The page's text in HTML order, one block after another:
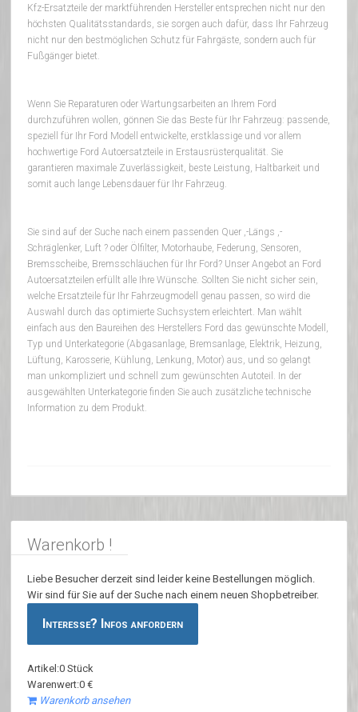
Kfz-Ersatzteile der marktführenden Hersteller entsprechen nicht nur den
höchsten Qualitätsstandards, sie sorgen auch dafür, dass Ihr Fahrzeug
nicht nur den bestmöglichen Schutz für Fahrgäste, sondern auch für
Fußgänger bietet.
Wenn Sie Reparaturen oder Wartungsarbeiten an Ihrem Ford
durchzuführen wollen, gönnen Sie das Beste für Ihr Fahrzeug: passende,
speziell für Ihr Ford Modell entwickelte, erstklassige und vor allem
hochwertige Ford Autoersatzteile in Erstausrüsterqualität. Sie
garantieren maximale Zuverlässigkeit, beste Leistung, Haltbarkeit und
somit auch lange Lebensdauer für Ihr Fahrzeug.
Sie sind auf der Suche nach einem passenden Quer ,-Längs ,-
Schräglenker, Luft ? oder Ölfilter, Motorhaube, Federung, Sensoren,
Bremsscheibe, Bremsschläuchen für Ihr Ford? Unser Angebot an Ford
Autoersatzteilen erfüllt alle Ihre Wünsche. Sollten Sie nicht sicher sein,
welche Ersatzteile für Ihr Fahrzeugmodell genau passen, so wird die
Auswahl durch das optimierte Suchsystem erleichtert. Man wählt
einfach aus den Baureihen des Herstellers Ford das gewünschte Modell,
Typ und Unterkategorie (Abgasanlage, Bremsanlage, Elektrik, Heizung,
Lüftung, Karosserie, Kühlung, Lenkung, Motor) aus, und so gelangt
man unkompliziert und schnell zum gewünschten Autoteil. In der
ausgewählten Unterkategorie finden Sie auch zusätzliche technische
Information zu dem Produkt.
Warenkorb !
Liebe Besucher derzeit sind leider keine Bestellungen möglich.
Wir sind für Sie auf der Suche nach einem neuen Shopbetreiber.
Interesse? Infos anfordern
Artikel:0 Stück
Warenwert:0 €
Warenkorb ansehen